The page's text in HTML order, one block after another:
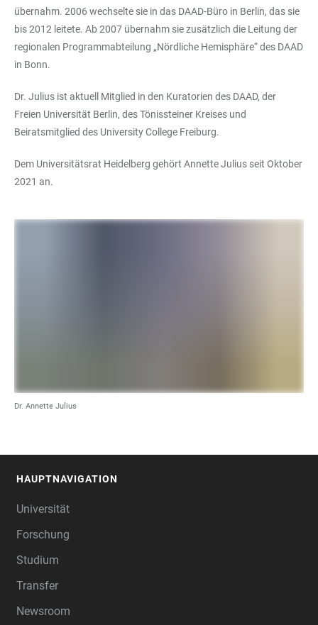
übernahm. 2006 wechselte sie in das DAAD-Büro in Berlin, das sie
bis 2012 leitete. Ab 2007 übernahm sie zusätzlich die Leitung der
regionalen Programmabteilung „Nördliche Hemisphäre“ des DAAD
in Bonn.
Dr. Julius ist aktuell Mitglied in den Kuratorien des DAAD, der
Freien Universität Berlin, des Tönissteiner Kreises und
Beiratsmitglied des University College Freiburg.
Dem Universitätsrat Heidelberg gehört Annette Julius seit Oktober
2021 an.
Dr. Annette Julius
HAUPTNAVIGATION
Universität
Forschung
Studium
Transfer
Newsroom